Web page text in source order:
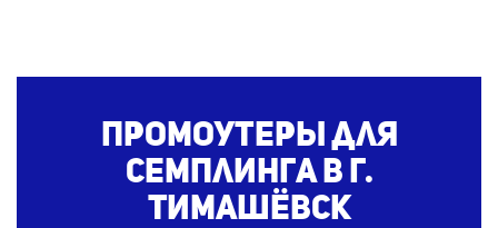
Промоутеры для
семплинга в г.
Тимашёвск